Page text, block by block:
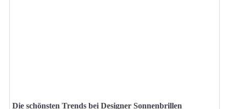
Die schönsten Trends bei Designer Sonnenbrillen